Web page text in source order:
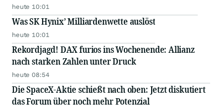
heute 10:01
Was SK Hynix’ Milliardenwette auslöst
heute 10:01
Rekordjagd! DAX furios ins Wochenende: Allianz
nach starken Zahlen unter Druck
heute 08:54
Die SpaceX-Aktie schießt nach oben: Jetzt diskutiert
das Forum über noch mehr Potenzial